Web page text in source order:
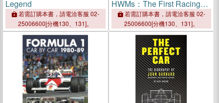
Legend
若需訂購本書，請電洽客服 02-
25006600[分機130、131]。
HWMs：The First Racing
Team to Fly the Flag for
Britain
若需訂購本書，請電洽客服 02-
25006600[分機130、131]。